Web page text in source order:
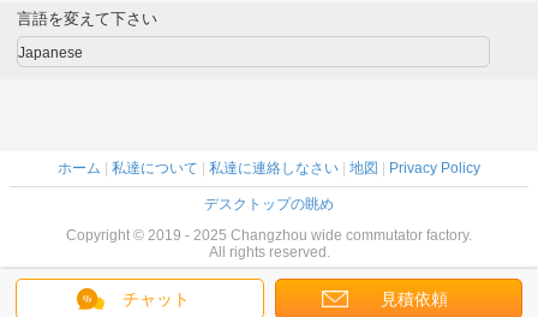
チャット 見積依頼
言語を変えて下さい
Japanese
ホーム 私達について 私達に連絡しなさい 地図 Privacy Policy
デスクトップの眺め
Copyright © 2019 - 2025 Changzhou wide commutator factory.
All rights reserved.